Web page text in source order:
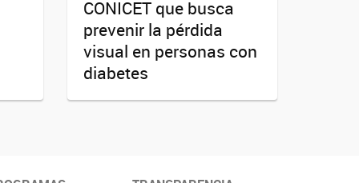
CONICET que busca
prevenir la pérdida
visual en personas con
diabetes